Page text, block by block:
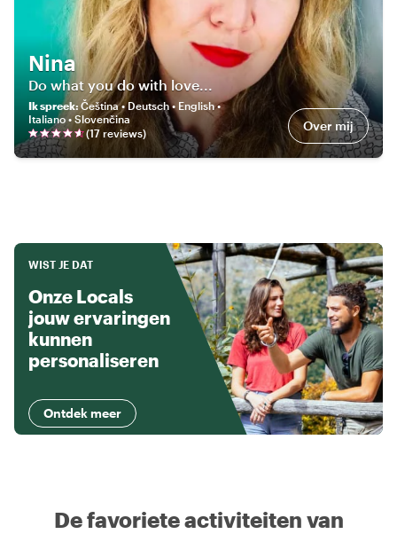
Nina
Do what you do with love...
Ik spreek: Čeština • Deutsch • English •
Italiano • Slovenčina
(17 reviews) Over mij
WIST JE DAT
Onze Locals
jouw ervaringen
kunnen
personaliseren
Ontdek meer
De favoriete activiteiten van